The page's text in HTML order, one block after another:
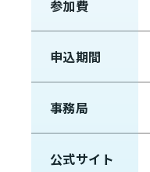
参加費
申込期間
事務局
公式サイト